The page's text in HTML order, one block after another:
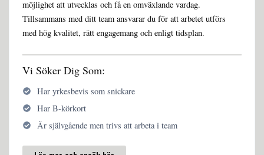
möjlighet att utvecklas och få en omväxlande vardag.
Tillsammans med ditt team ansvarar du för att arbetet utförs
med hög kvalitet, rätt engagemang och enligt tidsplan.
Vi Söker Dig Som:
Har yrkesbevis som snickare
Har B-körkort
Är självgående men trivs att arbeta i team